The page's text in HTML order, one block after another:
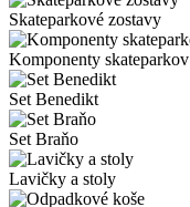
Skateparkové zostavy
Komponenty skateparkov
Set Benedikt
Set Braňo
Lavičky a stoly